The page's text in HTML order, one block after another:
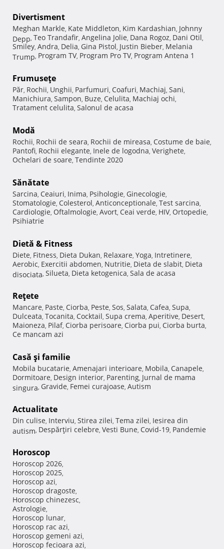
Divertisment
Meghan Markle, Kate Middleton, Kim Kardashian, Johnny
Depp, Teo Trandafir, Angelina Jolie, Dana Rogoz, Dani Otil,
Smiley, Andra, Delia, Gina Pistol, Justin Bieber, Melania
Trump, Program TV, Program Pro TV, Program Antena 1
Frumuseţe
Păr, Rochii, Unghii, Parfumuri, Coafuri, Machiaj, Sani,
Manichiura, Sampon, Buze, Celulita, Machiaj ochi,
Tratament celulita, Salonul de acasa
Modă
Rochii, Rochii de seara, Rochii de mireasa, Costume de baie,
Pantofi, Rochii elegante, Inele de logodna, Verighete,
Ochelari de soare, Tendinte 2020
Sănătate
Sarcina, Ceaiuri, Inima, Psihologie, Ginecologie,
Stomatologie, Colesterol, Anticonceptionale, Test sarcina,
Cardiologie, Oftalmologie, Avort, Ceai verde, HIV, Ortopedie,
Psihiatrie
Dietă & Fitness
Diete, Fitness, Dieta Dukan, Relaxare, Yoga, Intretinere,
Aerobic, Exercitii abdomen, Nutritie, Dieta de slabit, Dieta
disociata, Silueta, Dieta ketogenica, Sala de acasa
Reţete
Mancare, Paste, Ciorba, Peste, Sos, Salata, Cafea, Supa,
Dulceata, Tocanita, Cocktail, Supa crema, Aperitive, Desert,
Maioneza, Pilaf, Ciorba perisoare, Ciorba pui, Ciorba burta,
Ce mancam azi
Casă şi familie
Mobila bucatarie, Amenajari interioare, Mobila, Canapele,
Dormitoare, Design interior, Parenting, Jurnal de mama
singura, Gravide, Femei curajoase, Autism
Actualitate
Din culise, Interviu, Stirea zilei, Tema zilei, Iesirea din
autism, Despărţiri celebre, Vesti Bune, Covid-19, Pandemie
Horoscop
Horoscop 2026,
Horoscop 2025,
Horoscop azi,
Horoscop dragoste,
Horoscop chinezesc,
Astrologie,
Horoscop lunar,
Horoscop rac azi,
Horoscop gemeni azi,
Horoscop fecioara azi,